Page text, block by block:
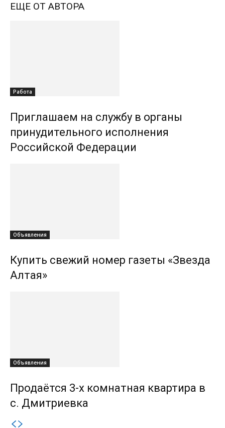
ЕЩЕ ОТ АВТОРА
Работа
Приглашаем на службу в органы
принудительного исполнения
Российской Федерации
Объявления
Купить свежий номер газеты «Звезда
Алтая»
Объявления
Продаётся 3-х комнатная квартира в
с. Дмитриевка